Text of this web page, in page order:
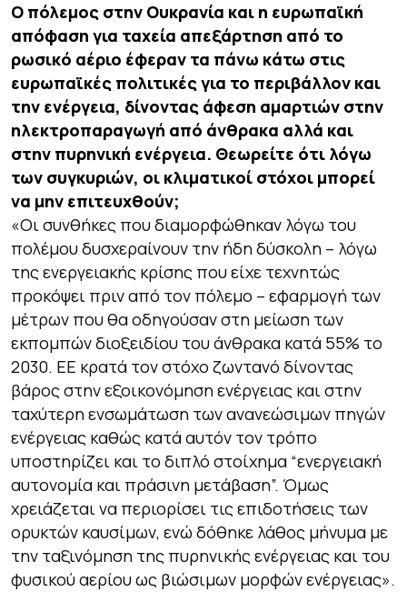
Ο πόλεμος στην Ουκρανία και η ευρωπαϊκή
απόφαση για ταχεία απεξάρτηση από το
ρωσικό αέριο έφεραν τα πάνω κάτω στις
ευρωπαϊκές πολιτικές για το περιβάλλον και
την ενέργεια, δίνοντας άφεση αμαρτιών στην
ηλεκτροπαραγωγή από άνθρακα αλλά και
στην πυρηνική ενέργεια. Θεωρείτε ότι λόγω
των συγκυριών, οι κλιματικοί στόχοι μπορεί
να μην επιτευχθούν;
«Οι συνθήκες που διαμορφώθηκαν λόγω του
πολέμου δυσχεραίνουν την ήδη δύσκολη – λόγω
της ενεργειακής κρίσης που είχε τεχνητώς
προκόψει πριν από τον πόλεμο – εφαρμογή των
μέτρων που θα οδηγούσαν στη μείωση των
εκπομπών διοξειδίου του άνθρακα κατά 55% το
2030. ΕΕ κρατά τον στόχο ζωντανό δίνοντας
βάρος στην εξοικονόμηση ενέργειας και στην
ταχύτερη ενσωμάτωση των ανανεώσιμων πηγών
ενέργειας καθώς κατά αυτόν τον τρόπο
υποστηρίζει και το διπλό στοίχημα “ενεργειακή
αυτονομία και πράσινη μετάβαση”. Όμως
χρειάζεται να περιορίσει τις επιδοτήσεις των
ορυκτών καυσίμων, ενώ δόθηκε λάθος μήνυμα με
την ταξινόμηση της πυρηνικής ενέργειας και του
φυσικού αερίου ως βιώσιμων μορφών ενέργειας».